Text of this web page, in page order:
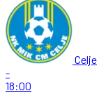
Celje
-
18:00